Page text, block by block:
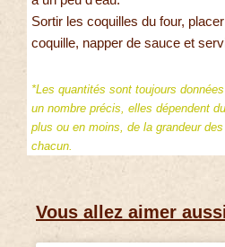
Sortir les coquilles du four,
coquille, napper de sauce et
*Les quantités sont toujours
un nombre précis, elles dépendent
plus ou en moins, de la grandeur
chacun.
Vous allez aimer